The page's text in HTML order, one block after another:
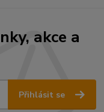
akce a
Přihlásit se